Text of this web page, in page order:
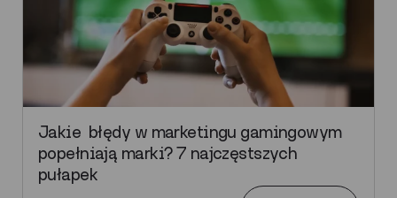
Jakie błędy w marketingu gamingowym
popełniają marki? 7 najczęstszych
pułapek